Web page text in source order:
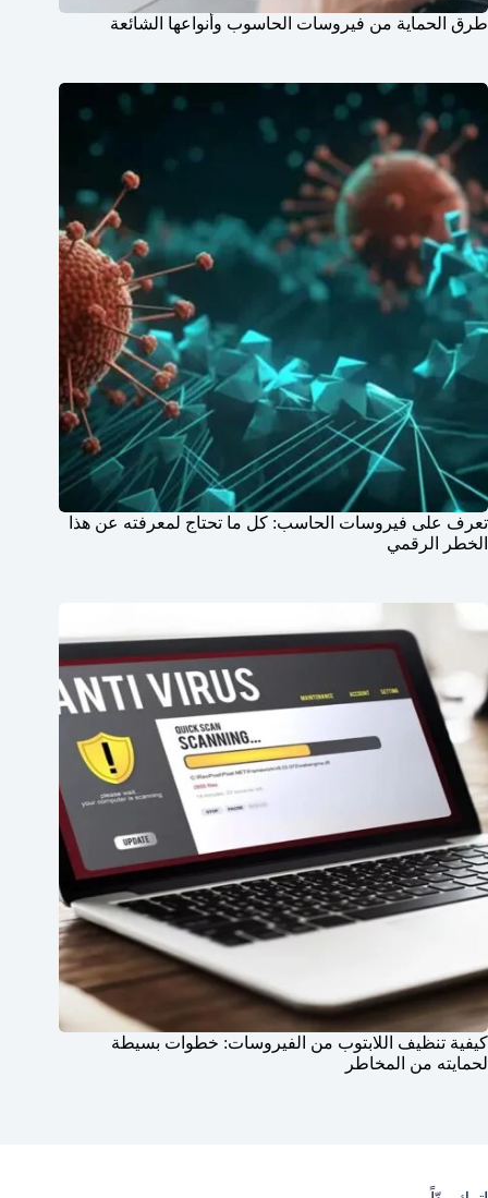
طرق الحماية من فيروسات الحاسوب وأنواعها الشائعة
تعرف على فيروسات الحاسب: كل ما تحتاج لمعرفته عن هذا
الخطر الرقمي
كيفية تنظيف اللابتوب من الفيروسات: خطوات بسيطة
لحمايته من المخاطر